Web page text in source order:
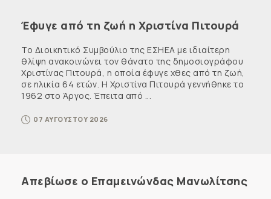
Έφυγε από τη ζωή η Χριστίνα Πιτουρά
Το Διοικητικό Συμβούλιο της ΕΣΗΕΑ με ιδιαίτερη
θλίψη ανακοινώνει τον θάνατο της δημοσιογράφου
Χριστίνας Πιτουρά, η οποία έφυγε χθες από τη ζωή,
σε ηλικία 64 ετών. Η Χριστίνα Πιτουρά γεννήθηκε το
1962 στο Άργος. Έπειτα από ...
07 ΑΥΓΟΥΣΤΟΥ 2026
Απεβίωσε ο Επαμεινώνδας Μανωλίτσης